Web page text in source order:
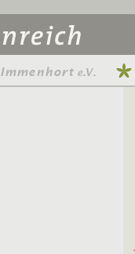
Immenhorte.V.